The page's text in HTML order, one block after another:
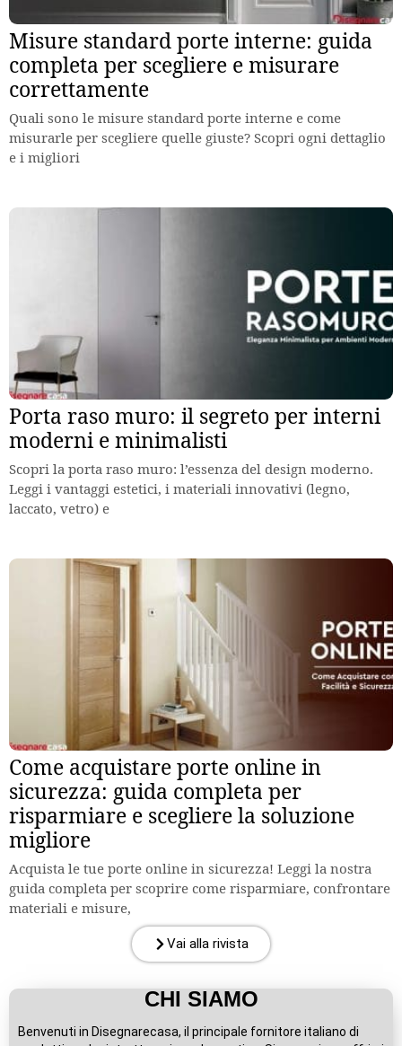
Misure standard porte interne: guida
completa per scegliere e misurare
correttamente
Quali sono le misure standard porte interne e come
misurarle per scegliere quelle giuste? Scopri ogni dettaglio
e i migliori
Porta raso muro: il segreto per interni
moderni e minimalisti
Scopri la porta raso muro: l’essenza del design moderno.
Leggi i vantaggi estetici, i materiali innovativi (legno,
laccato, vetro) e
Come acquistare porte online in
sicurezza: guida completa per
risparmiare e scegliere la soluzione
migliore
Acquista le tue porte online in sicurezza! Leggi la nostra
guida completa per scoprire come risparmiare, confrontare
materiali e misure,
Vai alla rivista
CHI SIAMO
Benvenuti in Disegnarecasa, il principale fornitore italiano di